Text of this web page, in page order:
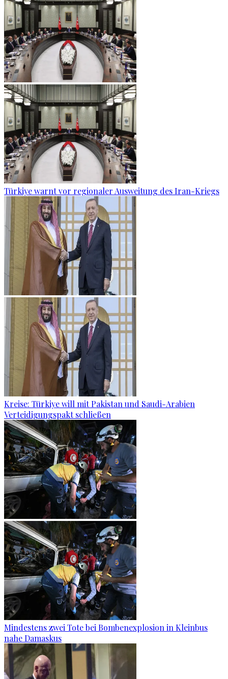
Türkiye warnt vor regionaler Ausweitung des Iran-Kriegs
Kreise: Türkiye will mit Pakistan und Saudi-Arabien
Verteidigungspakt schließen
Mindestens zwei Tote bei Bombenexplosion in Kleinbus
nahe Damaskus